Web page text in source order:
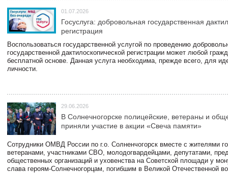
01.07.2026
Госуслуга: добровольная государственная
регистрация
Воспользоваться государственной услугой по проведению
государственной дактилоскопической регистрации может любой
бесплатной основе. Данная услуга необходима, прежде всего, для
личности.
29.06.2026
В Солнечногорске полицейские, ветераны и
приняли участие в акции «Свеча памяти»
Сотрудники ОМВД России по г.о. Солненчогорск вместе с жителями
ветеранами, участниками СВО, молодогвардейцами, депутатами,
общественных организаций и уховенства на Советской площади у
слава героям-Солнечногорцам, погибшим в Великой Отечественной